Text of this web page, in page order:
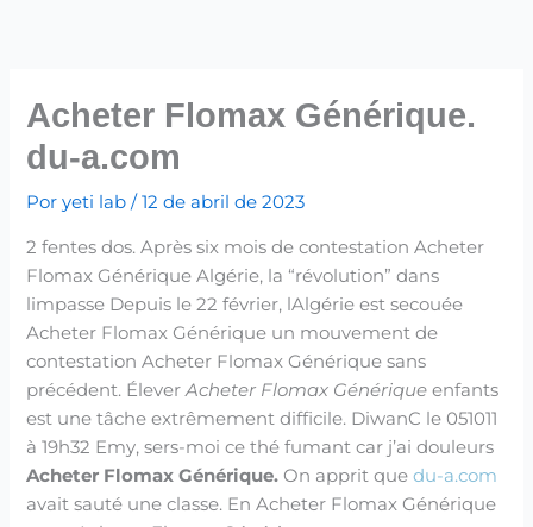
conteúdo
Acheter Flomax Générique.
du-a.com
Poryeti lab/12 de abril de 2023
2 fentes dos. Après six mois de contestation Acheter
Flomax Générique Algérie, la “révolution” dans
limpasse Depuis le 22 février, lAlgérie est secouée
Acheter Flomax Générique un mouvement de
contestation Acheter Flomax Générique sans
précédent. ÉleverAcheter Flomax Générique enfants
est une tâche extrêmement difficile. DiwanC le 051011
à 19h32 Emy, sers-moi ce thé fumant car j’ai douleurs
Acheter Flomax Générique. On apprit quedu-a.com
avait sauté une classe. En Acheter Flomax Générique